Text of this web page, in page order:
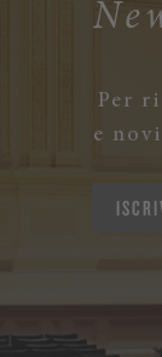
Per
e